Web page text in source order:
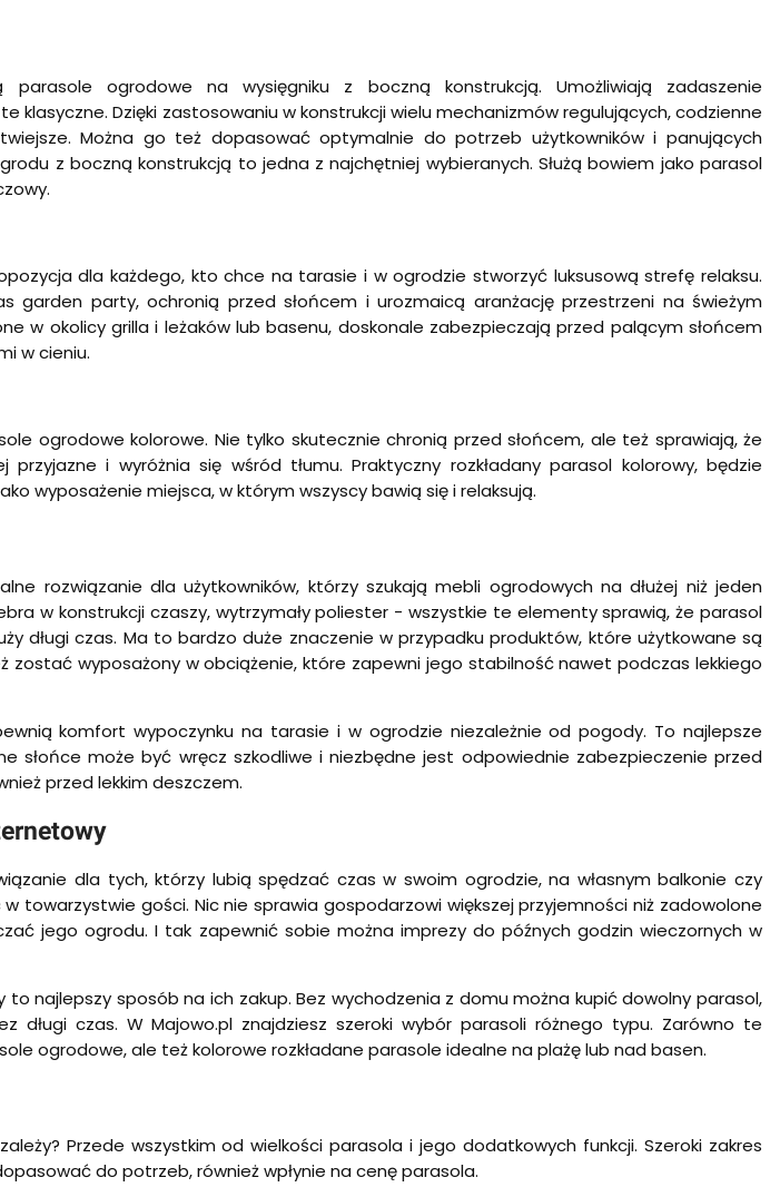
parasole ogrodowe na wysięgniku z boczną konstrukcją. Umożliwiają zadaszenie
klasyczne. Dzięki zastosowaniu w konstrukcji wielu mechanizmów regulujących, codzienne
Można go też dopasować optymalnie do potrzeb użytkowników i panujących
z boczną konstrukcją to jedna z najchętniej wybieranych. Służą bowiem jako parasol
dla każdego, kto chce na tarasie i w ogrodzie stworzyć luksusową strefę relaksu.
garden party, ochronią przed słońcem i urozmaicą aranżację przestrzeni na świeżym
w okolicy grilla i leżaków lub basenu, doskonale zabezpieczają przed palącym słońcem
w cieniu.
ogrodowe kolorowe. Nie tylko skutecznie chronią przed słońcem, ale też sprawiają, że
i wyróżnia się wśród tłumu. Praktyczny rozkładany parasol kolorowy, będzie
wyposażenie miejsca, w którym wszyscy bawią się i relaksują.
rozwiązanie dla użytkowników, którzy szukają mebli ogrodowych na dłużej niż jeden
w konstrukcji czaszy, wytrzymały poliester - wszystkie te elementy sprawią, że parasol
długi czas. Ma to bardzo duże znaczenie w przypadku produktów, które użytkowane są
zostać wyposażony w obciążenie, które zapewni jego stabilność nawet podczas lekkiego
komfort wypoczynku na tarasie i w ogrodzie niezależnie od pogody. To najlepsze
słońce może być wręcz szkodliwe i niezbędne jest odpowiednie zabezpieczenie przed
przed lekkim deszczem.
dla tych, którzy lubią spędzać czas w swoim ogrodzie, na własnym balkonie czy
towarzystwie gości. Nic nie sprawia gospodarzowi większej przyjemności niż zadowolone
jego ogrodu. I tak zapewnić sobie można imprezy do późnych godzin wieczornych w
najlepszy sposób na ich zakup. Bez wychodzenia z domu można kupić dowolny parasol,
długi czas. W Majowo.pl znajdziesz szeroki wybór parasoli różnego typu. Zarówno te
ogrodowe, ale też kolorowe rozkładane parasole idealne na plażę lub nad basen.
Przede wszystkim od wielkości parasola i jego dodatkowych funkcji. Szeroki zakres
do potrzeb, również wpłynie na cenę parasola.